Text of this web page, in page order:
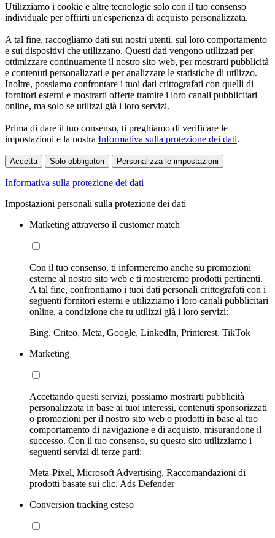
Utilizziamo i cookie e altre tecnologie solo con il tuo consenso
individuale per offrirti un'esperienza di acquisto personalizzata.
A tal fine, raccogliamo dati sui nostri utenti, sul loro comportamento
e sui dispositivi che utilizzano. Questi dati vengono utilizzati per
ottimizzare continuamente il nostro sito web, per mostrarti pubblicità
e contenuti personalizzati e per analizzare le statistiche di utilizzo.
Inoltre, possiamo confrontare i tuoi dati crittografati con quelli di
fornitori esterni e mostrarti offerte tramite i loro canali pubblicitari
online, ma solo se utilizzi già i loro servizi.
Prima di dare il tuo consenso, ti preghiamo di verificare le
impostazioni e la nostra Informativa sulla protezione dei dati.
Accetta Solo obbligatori Personalizza le impostazioni
Informativa sulla protezione dei dati
Impostazioni personali sulla protezione dei dati
Marketing attraverso il customer match
Con il tuo consenso, ti informeremo anche su promozioni
esterne al nostro sito web e ti mostreremo prodotti pertinenti.
A tal fine, confrontiamo i tuoi dati personali crittografati con i
seguenti fornitori esterni e utilizziamo i loro canali pubblicitari
online, a condizione che tu utilizzi già i loro servizi:
Bing, Criteo, Meta, Google, LinkedIn, Printerest, TikTok
Marketing
Accettando questi servizi, possiamo mostrarti pubblicità
personalizzata in base ai tuoi interessi, contenuti sponsorizzati
o promozioni per il nostro sito web o prodotti in base al tuo
comportamento di navigazione e di acquisto, misurandone il
successo. Con il tuo consenso, su questo sito utilizziamo i
seguenti servizi di terze parti:
Meta-Pixel, Microsoft Advertising, Raccomandazioni di
prodotti basate sui clic, Ads Defender
Conversion tracking esteso